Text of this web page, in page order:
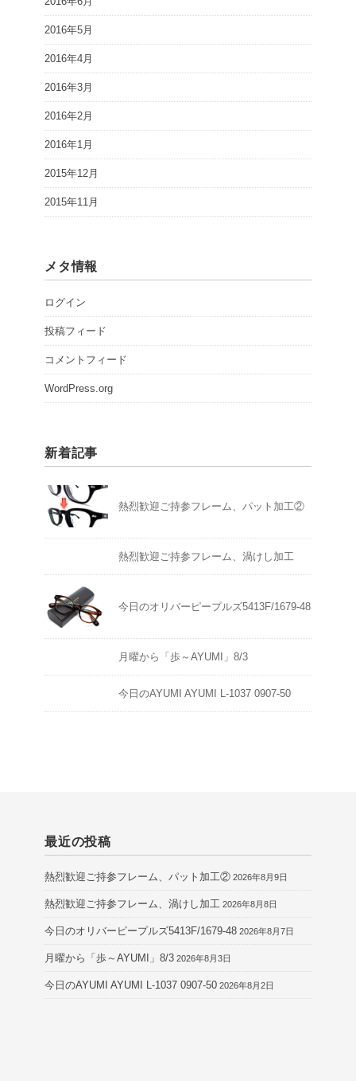
2016年5月
2016年4月
2016年3月
2016年2月
2016年1月
2015年12月
2015年11月
メタ情報
ログイン
投稿フィード
コメントフィード
WordPress.org
新着記事
熱烈歓迎ご持参フレーム、パット加工②
熱烈歓迎ご持参フレーム、渦けし加工
今日のオリバーピープルズ5413F/1679-48
月曜から「歩～AYUMI」8/3
今日のAYUMI AYUMI L-1037 0907-50
最近の投稿
熱烈歓迎ご持参フレーム、パット加工② 2026年8月9日
熱烈歓迎ご持参フレーム、渦けし加工 2026年8月8日
今日のオリバーピープルズ5413F/1679-48 2026年8月7日
月曜から「歩～AYUMI」8/3 2026年8月3日
今日のAYUMI AYUMI L-1037 0907-50 2026年8月2日